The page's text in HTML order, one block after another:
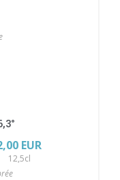
EUR
12,5cl